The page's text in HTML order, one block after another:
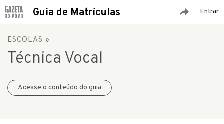
Entrar
Guia de Matrículas
ESCOLAS »
Técnica Vocal
Acesse o conteúdo do guia